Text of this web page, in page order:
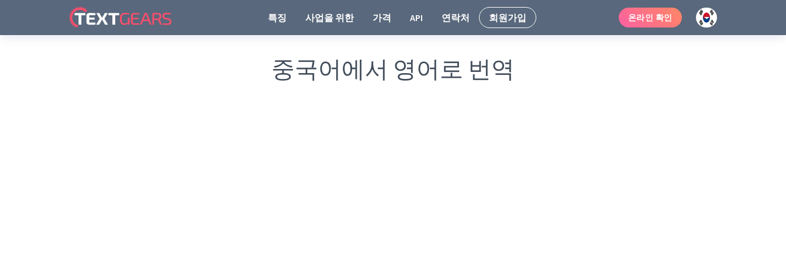
특징 사업을 위한 가격 API 연락처 회원가입 온라인 확인
중국어에서 영어로 번역